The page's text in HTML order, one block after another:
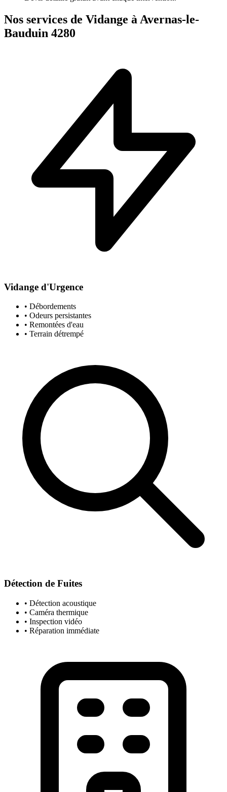
Nos services de Vidange à Avernas-le-
Bauduin 4280
Vidange d'Urgence
• Débordements
• Odeurs persistantes
• Remontées d'eau
• Terrain détrempé
Détection de Fuites
• Détection acoustique
• Caméra thermique
• Inspection vidéo
• Réparation immédiate